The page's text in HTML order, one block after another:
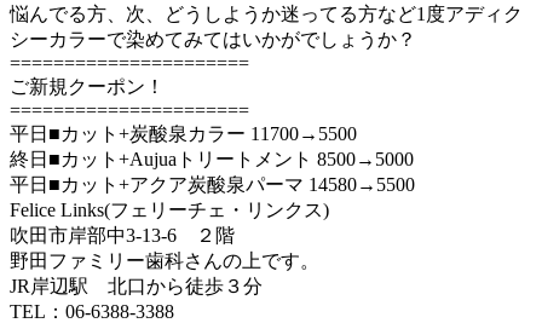
悩んでる方、次、どうしようか迷ってる方など1度アディク
シーカラーで染めてみてはいかがでしょうか？
======================
ご新規クーポン！
======================
平日■カット+炭酸泉カラー 11700→5500
終日■カット+Aujuaトリートメント 8500→5000
平日■カット+アクア炭酸泉パーマ 14580→5500
Felice Links(フェリーチェ・リンクス)
吹田市岸部中3-13-6 ２階
野田ファミリー歯科さんの上です。
JR岸辺駅 北口から徒歩３分
TEL：06-6388-3388